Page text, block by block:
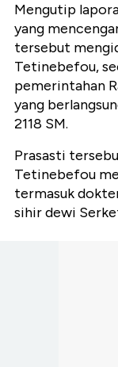
Mengutip
yang
tersebut
Tetinebefou,
pemerintahan
yang
2118 SM.
Prasasti
Tetinebefou
termasuk
sihir dewi